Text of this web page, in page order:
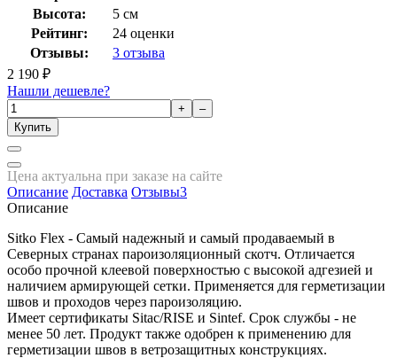
Высота:
5 см
Рейтинг:
24 оценки
Отзывы:
3 отзыва
2 190 ₽
Нашли дешевле?
+
–
Купить
Цена актуальна при заказе на сайте
Описание Доставка Отзывы3
Описание
Sitko Flex - Самый надежный и самый продаваемый в
Северных странах пароизоляционный скотч. Отличается
особо прочной клеевой поверхностью с высокой адгезией и
наличием армирующей сетки. Применяется для герметизации
швов и проходов через пароизоляцию.
Имеет сертификаты Sitac/RISE и Sintef. Срок службы - не
менее 50 лет. Продукт также одобрен к применению для
герметизации швов в ветрозащитных конструкциях.